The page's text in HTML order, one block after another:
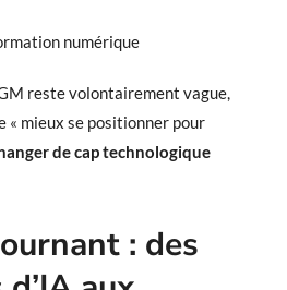
numérique
reste volontairement vague,
« mieux se positionner pour
de cap technologique
: des